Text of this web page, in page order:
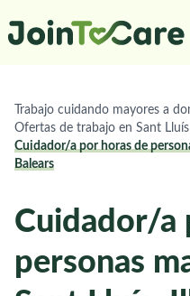
Trabajo cuidando mayores a
Ofertas de trabajo en Sant Lluís
Cuidador/a por horas de
Balears
Cuidador/a
personas